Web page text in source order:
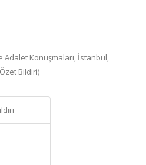
Adalet Konuşmaları, İstanbul,
Bildiri)